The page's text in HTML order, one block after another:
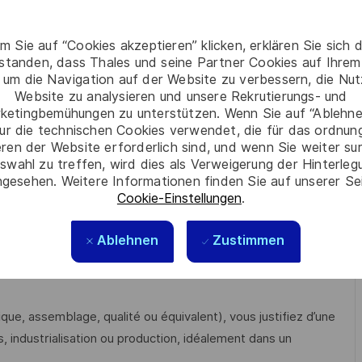
Sie auf “Cookies akzeptieren” klicken, erklären Sie sich
dass Thales und seine Partner Cookies auf
um die Navigation auf der Website zu verbessern, die
Website zu analysieren und unsere Rekrutierungs- und
zu unterstützen. Wenn Sie auf
die technischen Cookies verwendet, die für das
der Website erforderlich sind, und wenn Sie weiter
zu treffen, wird dies als Verweigerung der
Weitere Informationen finden Sie auf unserer
Cookie-Einstellungen.
Ablehnen Zustimmen
lot d’industrialisation ;
et de l’entretien des plans et procédures de tests,
et outillages ;
dans la maintenance de premier niveau en lien avec les
réel lors des appels Andon ;
les équipements de production et les moyens associés
industriels tout en maintenant les standards
assemblage, qualité ou équivalent), vous justifiez d’une
ou production, idéalement dans un